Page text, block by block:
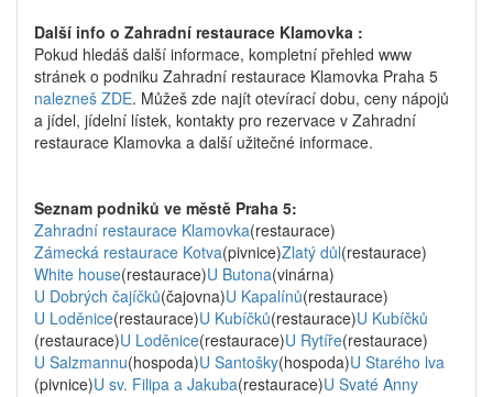
Další info o Zahradní restaurace Klamovka :
Pokud hledáš další informace, kompletní přehled www
stránek o podniku Zahradní restaurace Klamovka Praha 5
nalezneš ZDE. Můžeš zde najít otevírací dobu, ceny nápojů
a jídel, jídelní lístek, kontakty pro rezervace v Zahradní
restaurace Klamovka a další užitečné informace.
Seznam podniků ve městě Praha 5:
Zahradní restaurace Klamovka(restaurace)
Zámecká restaurace Kotva(pivnice)Zlatý důl(restaurace)
White house(restaurace)U Butona(vinárna)
U Dobrých čajíčků(čajovna)U Kapalínů(restaurace)
U Loděnice(restaurace)U Kubíčků(restaurace)U Kubíčků
(restaurace)U Loděnice(restaurace)U Rytíře(restaurace)
U Salzmannu(hospoda)U Santošky(hospoda)U Starého lva
(pivnice)U sv. Filipa a Jakuba(restaurace)U Svaté Anny